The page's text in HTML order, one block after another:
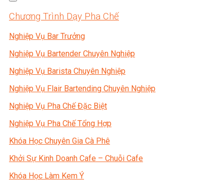
Chương Trình Dạy Pha Chế
Nghiệp Vụ Bar Trưởng
Nghiệp Vụ Bartender Chuyên Nghiệp
Nghiệp Vụ Barista Chuyên Nghiệp
Nghiệp Vụ Flair Bartending Chuyên Nghiệp
Nghiệp Vụ Pha Chế Đặc Biệt
Nghiệp Vụ Pha Chế Tổng Hợp
Khóa Học Chuyên Gia Cà Phê
Khởi Sự Kinh Doanh Cafe – Chuỗi Cafe
Khóa Học Làm Kem Ý